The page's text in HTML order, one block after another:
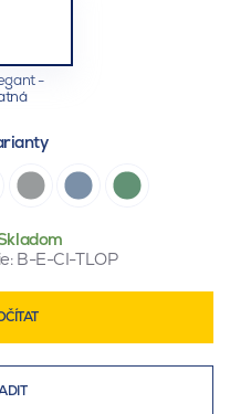
-
B-E-CI-TLOP